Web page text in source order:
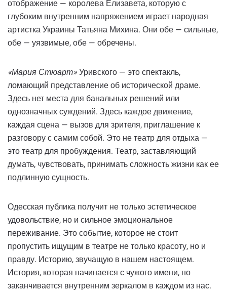
отображение — королева Елизавета, которую с
глубоким внутренним напряжением играет народная
артистка Украины Татьяна Михина. Они обе — сильные,
обе — уязвимые, обе — обречены.
«Мария Стюарт» Уривского — это спектакль,
ломающий представление об исторической драме.
Здесь нет места для банальных решений или
однозначных суждений. Здесь каждое движение,
каждая сцена — вызов для зрителя, приглашение к
разговору с самим собой. Это не театр для отдыха —
это театр для пробуждения. Театр, заставляющий
думать, чувствовать, принимать сложность жизни как ее
подлинную сущность.
Одесская публика получит не только эстетическое
удовольствие, но и сильное эмоциональное
переживание. Это событие, которое не стоит
пропустить ищущим в театре не только красоту, но и
правду. Историю, звучащую в нашем настоящем.
История, которая начинается с чужого имени, но
заканчивается внутренним зеркалом в каждом из нас.